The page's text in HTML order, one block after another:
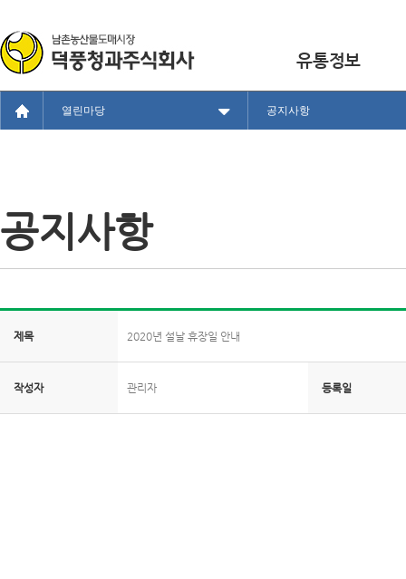
유통정보
열린마당 공지사항
공지사항
제목 2020년 설날 휴장일 안내
작성자 관리자 등록일